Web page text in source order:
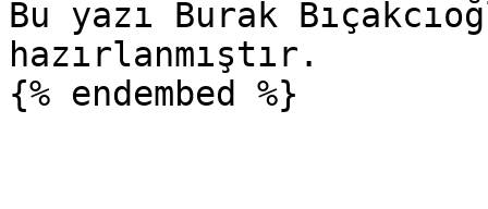
Bu yazı Burak
hazırlanmıştır.